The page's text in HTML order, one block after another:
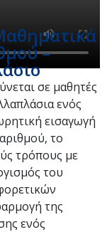
–
σε μαθητές
ενός
εισαγωγή
το
τρόπους με
του
της
ενός